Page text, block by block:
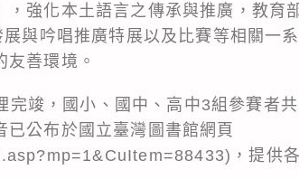
強化本土語言之傳承與推廣，教育
與吟唱推廣特展以及比賽等相關一
善環境。
竣，國小、國中、高中3組參賽者
公布於國立臺灣圖書館網頁
，提供各